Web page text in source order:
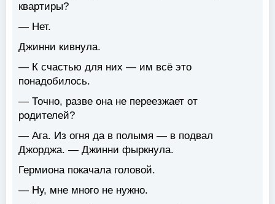
квартиры?
— Нет.
Джинни кивнула.
— К счастью для них — им всё это
понадобилось.
— Точно, разве она не переезжает от
родителей?
— Ага. Из огня да в полымя — в подвал
Джорджа. — Джинни фыркнула.
Гермиона покачала головой.
— Ну, мне много не нужно.